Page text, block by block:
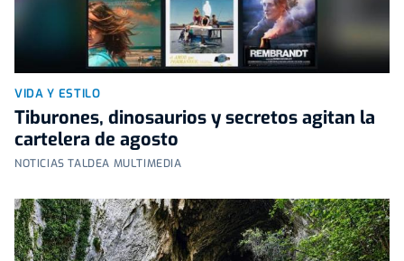
VIDA Y ESTILO
Tiburones, dinosaurios y secretos agitan la
cartelera de agosto
NOTICIAS TALDEA MULTIMEDIA